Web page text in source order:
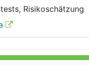
Risikoschätzung